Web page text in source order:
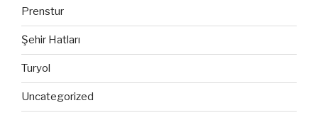
Prenstur
Şehir Hatları
Turyol
Uncategorized